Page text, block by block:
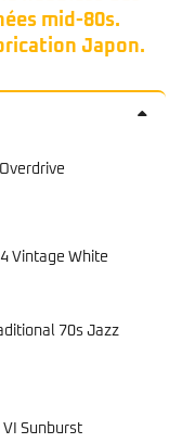
couleur bleu
commune. 🦅
Vintage White
70s Jazz
VI Sunburst